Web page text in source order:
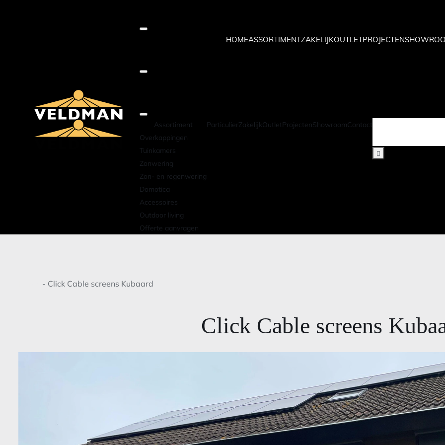
HOMEASSORTIMENTZAKELIJKOUTLETPROJECTEN
Assortiment
Overkappingen
Tuinkamers
Zonwering
Zon- en regenwering
Domotica
Accessoires
Outdoor living
ParticulierZakelijkOutletProjectenShowroomContact
Offerte aanvragen
- Click Cable screens Kubaard
Click Cable screens